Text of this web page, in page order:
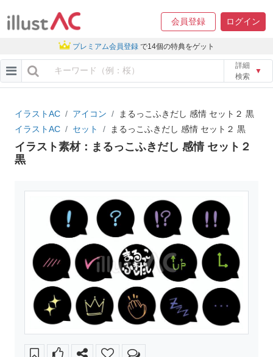
会員登録 ログイン
プレミアム会員登録 で14個の特典をゲット
詳細
検索
▼
イラストAC アイコン
まるっこふきだし 感情 セット２ 黒
イラストAC
セット まるっこふきだし 感情 セット２ 黒
イラスト素材：まるっこふきだし 感情 セット２
黒